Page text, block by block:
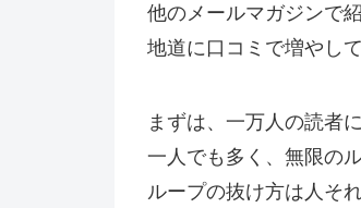
他のメールマガジンで
地道に口コミで増やし
まずは、一万人の読者
一人でも多く、無限の
ループの抜け方は人そ